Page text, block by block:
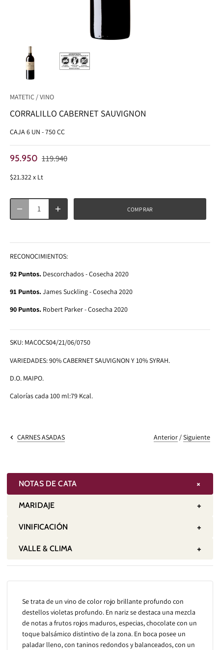
MATETIC /VINO
CORRALILLO CABERNET SAUVIGNON
CAJA 6 UN - 750 CC
95.950 119.940
$21.322 x Lt
COMPRAR
RECONOCIMIENTOS:
92 Puntos. Descorchados - Cosecha 2020
91 Puntos.James Suckling - Cosecha 2020
90 Puntos. Robert Parker - Cosecha 2020
SKU: MACOCS04/21/06/0750
VARIEDADES: 90% CABERNET SAUVIGNON Y 10% SYRAH.
D.O. MAIPO.
Calorías cada 100 ml:79 Kcal.
CARNES ASADAS Anterior /Siguiente
NOTAS DE CATA +
MARIDAJE +
VINIFICACIÓN +
VALLE & CLIMA +
Se trata de un vino de color rojo brillante profundo con
destellos violetas profundo. En nariz se destaca una mezcla
de notas a frutos rojos maduros, especias, chocolate con un
toque balsámico distintivo de la zona. En boca posee un
paladar lleno, con taninos redondos y balanceados, con un